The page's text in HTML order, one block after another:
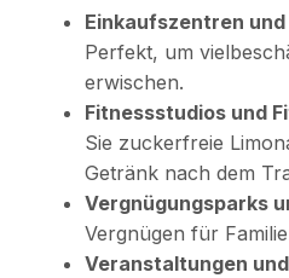
Einkaufszentren
Perfekt, um
erwischen.
Fitnessstudios und
Sie zuckerfreie
Getränk nach dem
Vergnügungsparks
Vergnügen für
Veranstaltungen